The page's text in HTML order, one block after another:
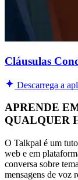
Cláusulas
Descarrega a
APRENDE
QUALQUER
O Talkpal é um
web e em
conversa sobre
mensagens de voz